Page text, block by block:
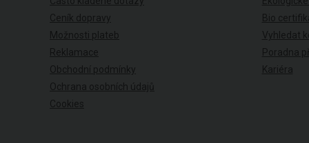
Ceník dopravy
Možnosti plateb
Reklamace
Obchodní podmínky
Ochrana osobních údajů
Cookies
Bio
Vyhledat
Poradna
Kariéra